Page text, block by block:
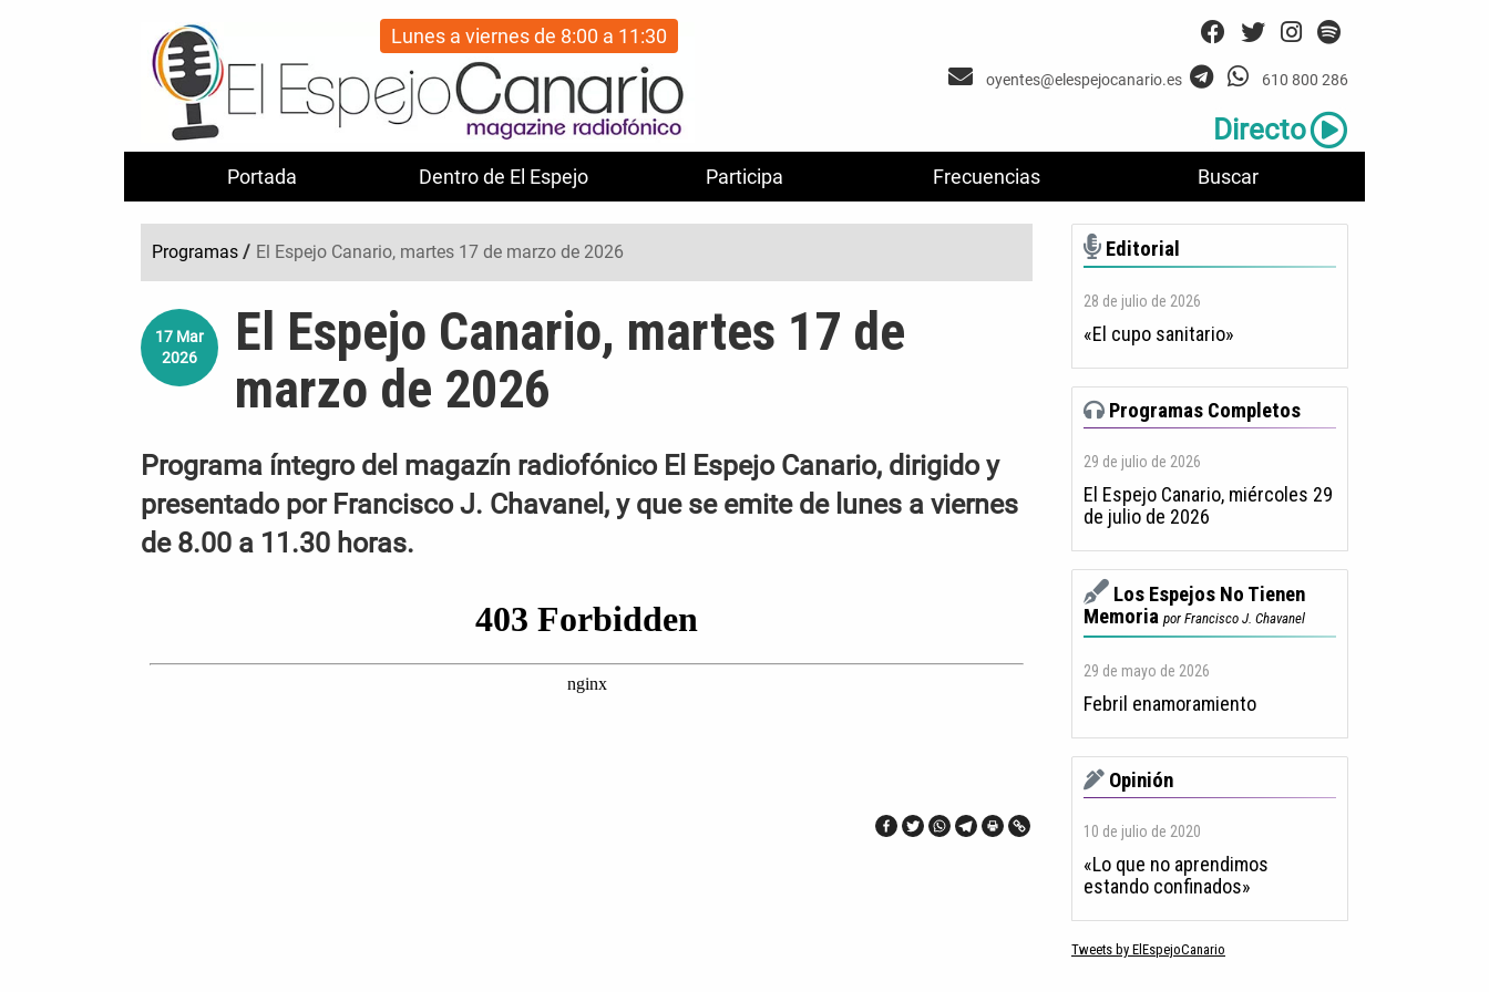
Portada Dentro de El Espejo Participa Frecuencias Buscar
Lunes a viernes de 8:00 a 11:30
oyentes@elespejocanario.es 610 800 286
Directo
Programas / El Espejo Canario, martes 17 de marzo de 2026
17 Mar
2026
El Espejo Canario, martes 17 de
marzo de 2026
Programa íntegro del magazín radiofónico El Espejo Canario, dirigido y
presentado por Francisco J. Chavanel, y que se emite de lunes a viernes
de 8.00 a 11.30 horas.
Editorial
28 de julio de 2026
«El cupo sanitario»
Programas Completos
29 de julio de 2026
El Espejo Canario, miércoles 29
de julio de 2026
Los Espejos No Tienen
Memoria por Francisco J. Chavanel
29 de mayo de 2026
Febril enamoramiento
Opinión
10 de julio de 2020
«Lo que no aprendimos
estando confinados»
Tweets by ElEspejoCanario